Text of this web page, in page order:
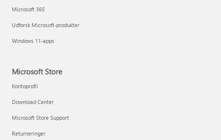
Microsoft 365
Udforsk Microsoft-produkter
Windows 11-apps
Microsoft Store
Kontoprofil
Download Center
Microsoft Store Support
Returneringer